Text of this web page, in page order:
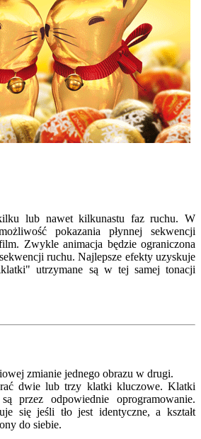
lub nawet kilkunastu faz ruchu. W
pokazania płynnej sekwencji
Zwykle animacja będzie ograniczona
ruchu. Najlepsze efekty uzyskuje
utrzymane są w tej samej tonacji
zmianie jednego obrazu w drugi.
dwie lub trzy klatki kluczowe. Klatki
przez odpowiednie oprogramowanie.
się jeśli tło jest identyczne, a kształt
do siebie.